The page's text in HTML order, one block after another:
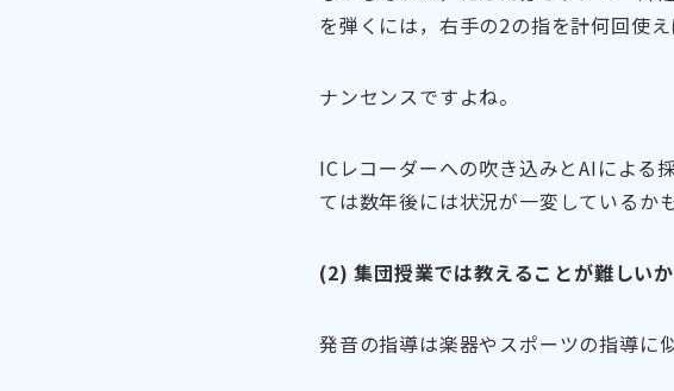
を弾くには，右手の2の指を計何回使
ナンセンスですよね。
ICレコーダーへの吹き込みとAIによる
ては数年後には状況が一変しているか
(2) 集団授業では教えることが難しい
発音の指導は楽器やスポーツの指導に